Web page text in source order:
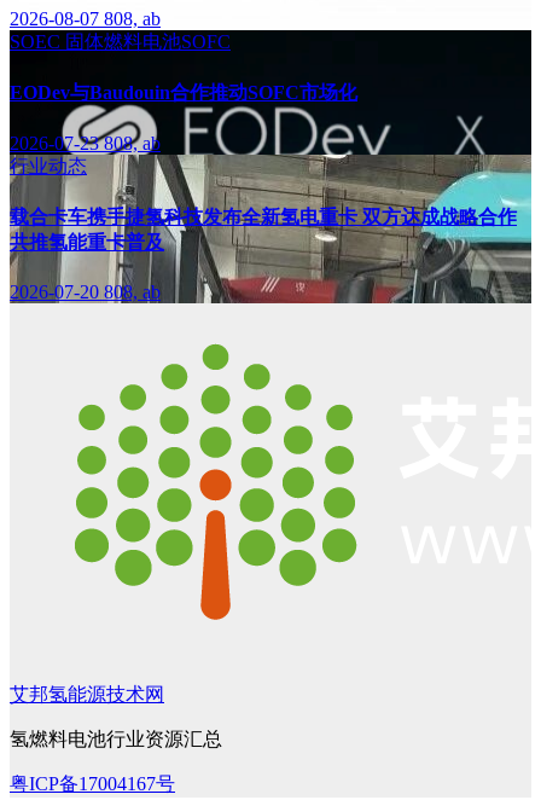
2026-08-07 808, ab
SOEC 固体燃料电池SOFC
EODev与Baudouin合作推动SOFC市场化
2026-07-23808, ab
行业动态
载合卡车携手捷氢科技发布全新氢电重卡 双方达成战略合作
共推氢能重卡普及
2026-07-20 808, ab
艾邦氢能源技术网
氢燃料电池行业资源汇总
粤ICP备17004167号